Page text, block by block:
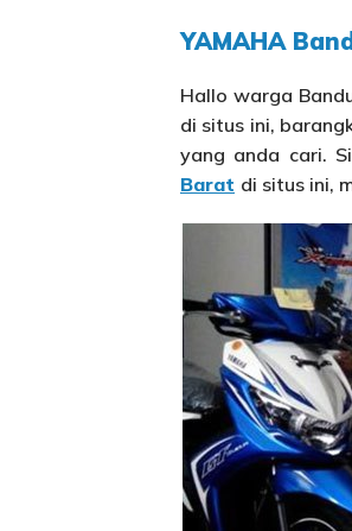
YAMAHA
Hallo warga
di situs ini,
yang anda cari.
Barat di situs ini,